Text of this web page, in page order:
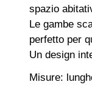
spazio
Le gambe
perfetto per
Un design
Misure: